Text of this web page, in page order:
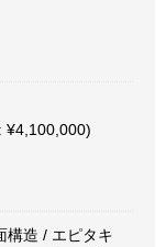
¥4,100,000)
構造 / エピタキ